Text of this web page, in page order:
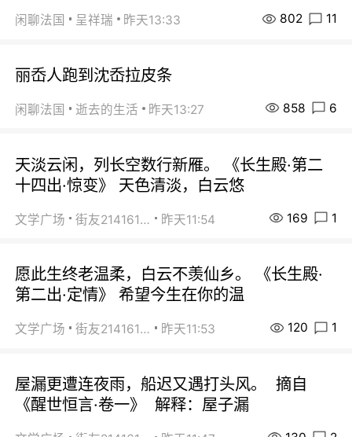
闲聊法国 呈祥瑞 昨天13:33 802 11
丽岙人跑到沈岙拉皮条
闲聊法国 逝去的生活 昨天13:27 858 6
天淡云闲，列长空数行新雁。 《长生殿·第二
十四出·惊变》 天色清淡，白云悠
文学广场 街友21416156 昨天11:54 169 1
愿此生终老温柔，白云不羡仙乡。 《长生殿·
第二出·定情》 希望今生在你的温
文学广场 街友21416156 昨天11:53 120 1
屋漏更遭连夜雨，船迟又遇打头风。 摘自
《醒世恒言·卷一》 解释：屋子漏